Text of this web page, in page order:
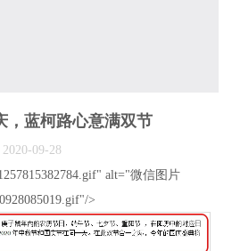
，蓝柯路心意满双节
2020-09-28
alt="微信图片
>